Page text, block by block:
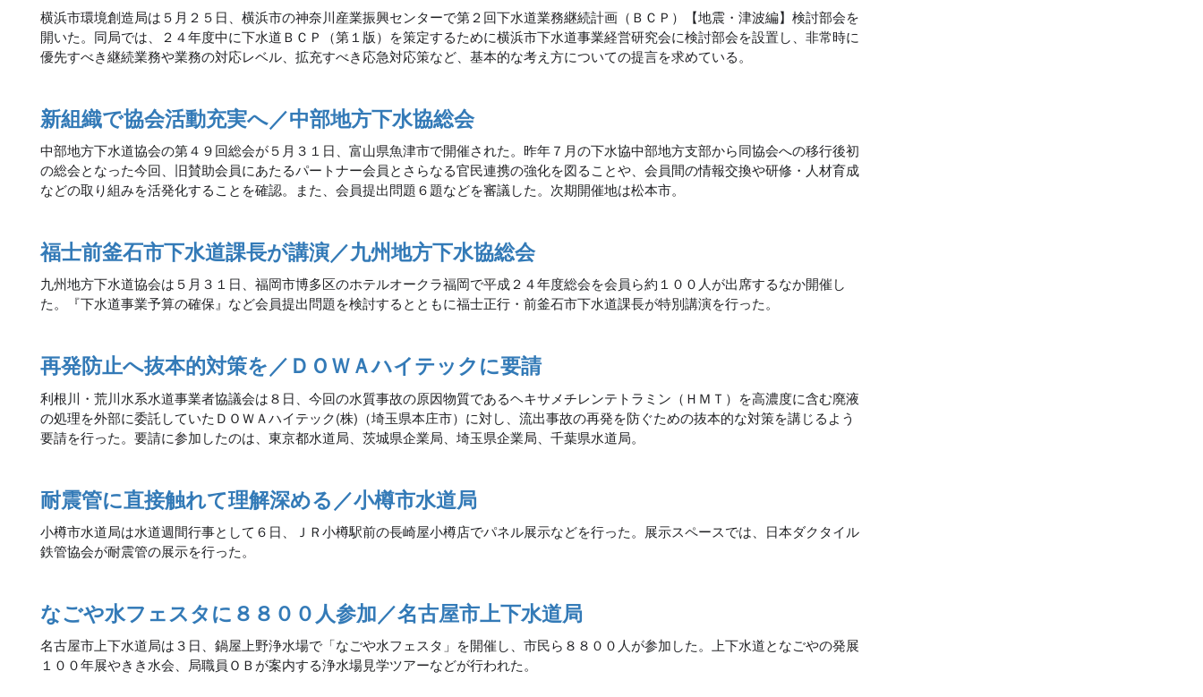
横浜市環境創造局は５月２５日、横浜市の神奈川産業振興センターで第２回下水道業務継続計画（ＢＣＰ）【地震・津波編】検討部会を
開いた。同局では、２４年度中に下水道ＢＣＰ（第１版）を策定するために横浜市下水道事業経営研究会に検討部会を設置し、非常時に
優先すべき継続業務や業務の対応レベル、拡充すべき応急対応策など、基本的な考え方についての提言を求めている。
新組織で協会活動充実へ／中部地方下水協総会
中部地方下水道協会の第４９回総会が５月３１日、富山県魚津市で開催された。昨年７月の下水協中部地方支部から同協会への移行後初
の総会となった今回、旧賛助会員にあたるパートナー会員とさらなる官民連携の強化を図ることや、会員間の情報交換や研修・人材育成
などの取り組みを活発化することを確認。また、会員提出問題６題などを審議した。次期開催地は松本市。
福士前釜石市下水道課長が講演／九州地方下水協総会
九州地方下水道協会は５月３１日、福岡市博多区のホテルオークラ福岡で平成２４年度総会を会員ら約１００人が出席するなか開催し
た。『下水道事業予算の確保』など会員提出問題を検討するとともに福士正行・前釜石市下水道課長が特別講演を行った。
再発防止へ抜本的対策を／ＤＯＷＡハイテックに要請
利根川・荒川水系水道事業者協議会は８日、今回の水質事故の原因物質であるヘキサメチレンテトラミン（ＨＭＴ）を高濃度に含む廃液
の処理を外部に委託していたＤＯＷＡハイテック(株)（埼玉県本庄市）に対し、流出事故の再発を防ぐための抜本的な対策を講じるよう
要請を行った。要請に参加したのは、東京都水道局、茨城県企業局、埼玉県企業局、千葉県水道局。
耐震管に直接触れて理解深める／小樽市水道局
小樽市水道局は水道週間行事として６日、ＪＲ小樽駅前の長崎屋小樽店でパネル展示などを行った。展示スペースでは、日本ダクタイル
鉄管協会が耐震管の展示を行った。
なごや水フェスタに８８００人参加／名古屋市上下水道局
名古屋市上下水道局は３日、鍋屋上野浄水場で「なごや水フェスタ」を開催し、市民ら８８００人が参加した。上下水道となごやの発展
１００年展やきき水会、局職員ＯＢが案内する浄水場見学ツアーなどが行われた。